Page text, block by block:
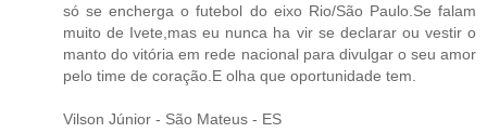
só se encherga o futebol do eixo Rio/São Paulo.Se falam
muito de Ivete,mas eu nunca ha vir se declarar ou vestir o
manto do vitória em rede nacional para divulgar o seu amor
pelo time de coração.E olha que oportunidade tem.
Vilson Júnior - São Mateus - ES